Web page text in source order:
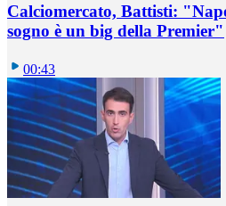
Calciomercato, Battisti:
sogno è un big della Premier"
00:43